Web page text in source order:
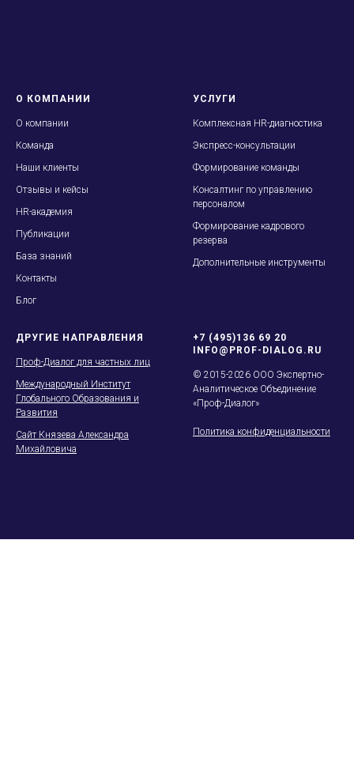
О КОМПАНИИ
О компании
Команда
Наши клиенты
Отзывы и кейсы
HR-академия
Публикации
База знаний
Контакты
Блог
УСЛУГИ
Комплексная HR-диагностика
Экспресс-консультации
Формирование команды
Консалтинг по управлению
персоналом
Формирование кадрового
резерва
Дополнительные инструменты
ДРУГИЕ НАПРАВЛЕНИЯ
Проф-Диалог для частных лиц
Международный Институт
Глобального Образования и
Развития
Сайт Князева Александра
Михайловича
+7 (495)136 69 20
INFO@PROF-DIALOG.RU
© 2015-2026 ООО Экспертно-
Аналитическое Объединение
«Проф-Диалог»
Политика конфиденциальности